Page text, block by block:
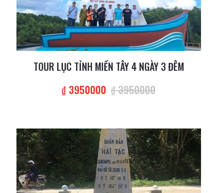
TOUR LỤC TỈNH MIỀN TÂY 4 NGÀY 3 ĐÊM
₫ 3950000 ₫ 3950000